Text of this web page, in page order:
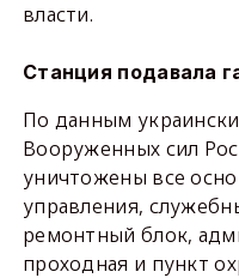
власти.
Станция подавала
По данным
Вооруженных сил
уничтожены все
управления,
ремонтный блок,
проходная и пункт